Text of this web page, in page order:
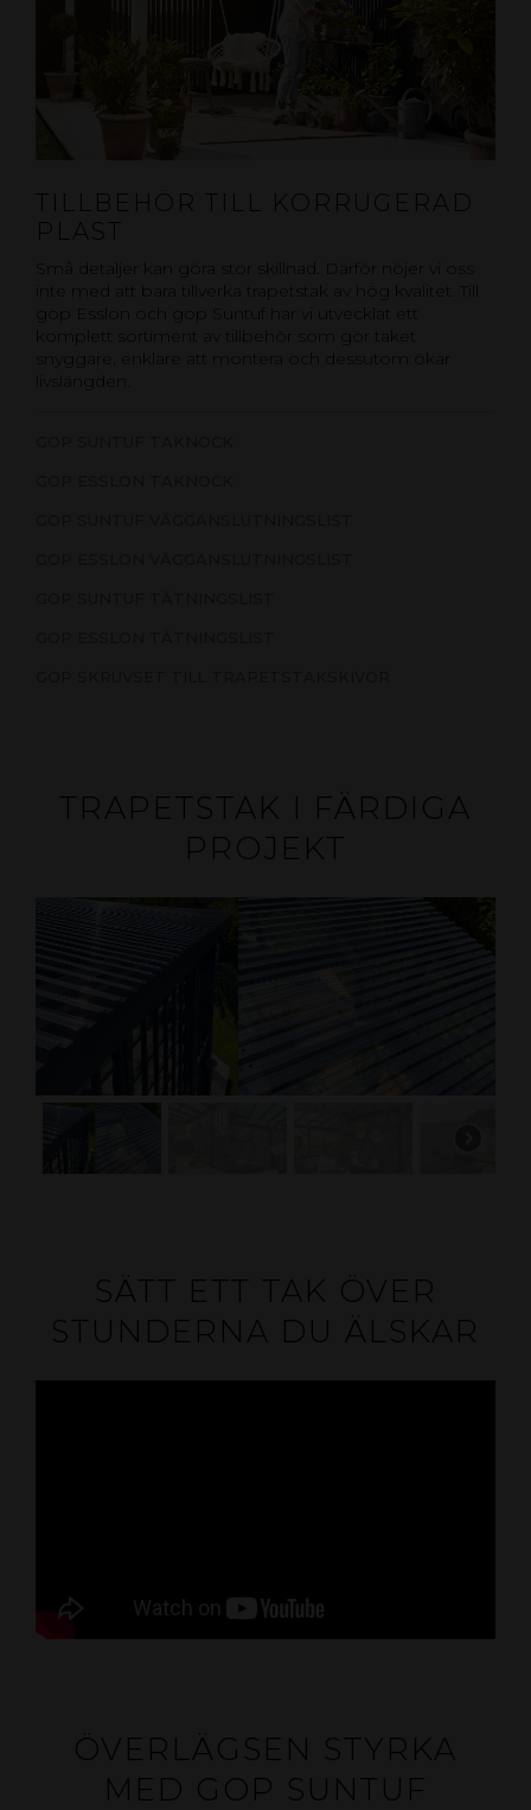
TILLBEHÖR TILL KORRUGERAD
PLAST
Små detaljer kan göra stor skillnad. Därför nöjer vi oss
inte med att bara tillverka trapetstak av hög kvalitet. Till
gop Esslon och gop Suntuf har vi utvecklat ett
komplett sortiment av tillbehör som gör taket
snyggare, enklare att montera och dessutom ökar
livslängden.
TRAPETSTAK I FÄRDIGA
PROJEKT
SÄTT ETT TAK ÖVER
STUNDERNA DU ÄLSKAR
ÖVERLÄGSEN STYRKA
MED GOP SUNTUF